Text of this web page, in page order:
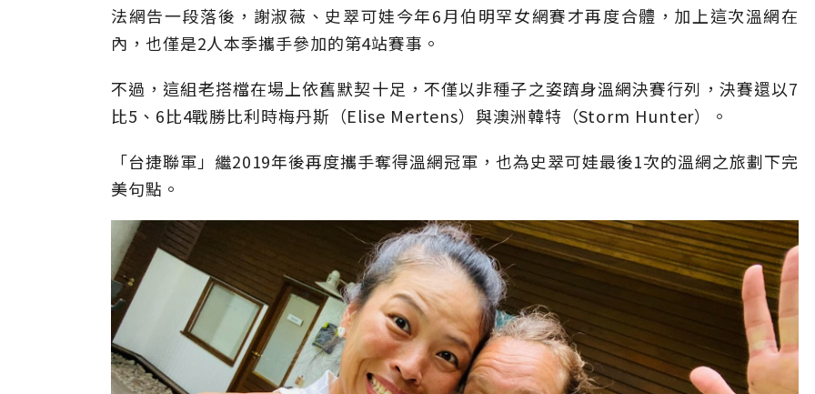
法網告一段落後，謝淑薇、史翠可娃今年6月伯明罕女網賽才再度合體，加上這次溫網在
內，也僅是2人本季攜手參加的第4站賽事。
不過，這組老搭檔在場上依舊默契十足，不僅以非種子之姿躋身溫網決賽行列，決賽還以7
比5、6比4戰勝比利時梅丹斯（Elise Mertens）與澳洲韓特（Storm Hunter）。
「台捷聯軍」繼2019年後再度攜手奪得溫網冠軍，也為史翠可娃最後1次的溫網之旅劃下完
美句點。